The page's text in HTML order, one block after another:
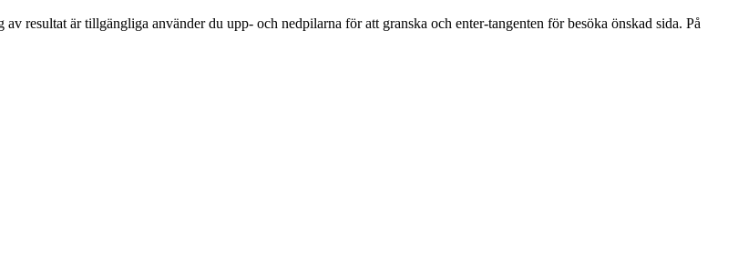
resultat är tillgängliga använder du upp- och nedpilarna för att granska och enter-tangenten för besöka önskad sida. På